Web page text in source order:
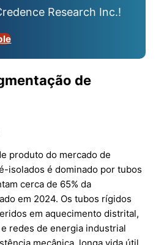
Research Inc.!
de
produto do mercado de
isolados é dominado por tubos
cerca de 65% da
em 2024. Os tubos rígidos
em aquecimento distrital,
redes de energia industrial